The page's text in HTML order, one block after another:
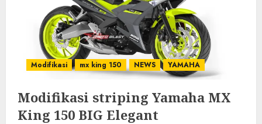
Modifikasi mx king 150 NEWS YAMAHA
Modifikasi striping Yamaha MX
King 150 BIG Elegant